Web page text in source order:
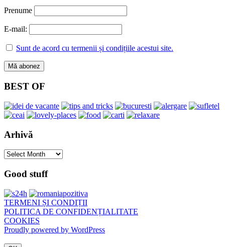
Prenume
E-mail:
Sunt de acord cu termenii și condițiile acestui site.
BEST OF
Arhivă
Arhivă
Good stuff
TERMENI ȘI CONDIȚII
POLITICA DE CONFIDENȚIALITATE
COOKIES
Proudly powered by WordPress